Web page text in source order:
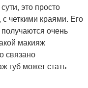
это просто
четкими краями. Его
очень
макияж
связано
губ может стать